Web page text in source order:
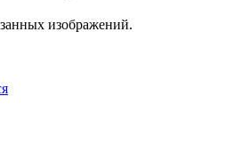
изображений.